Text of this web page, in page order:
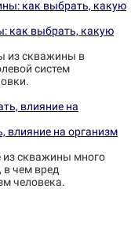
как выбрать, какую
из скважины в
систем
влияние на организм
из скважины много
чем вред
человека.